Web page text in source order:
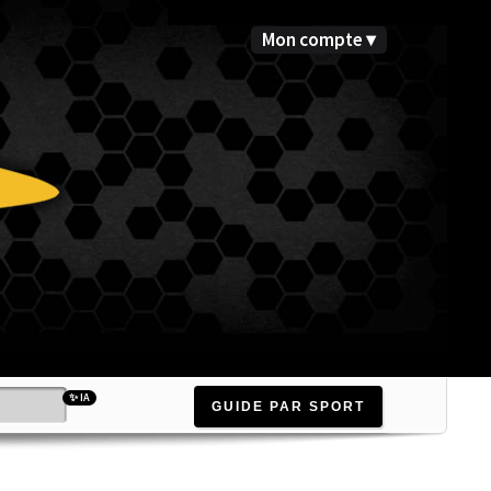
Mon compte ▾
✨ IA
GUIDE PAR SPORT